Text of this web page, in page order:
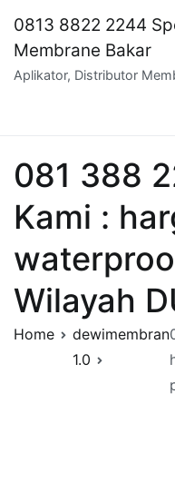
content
0813 8822 2244
Membrane Bakar
Aplikator, Distributor
081 388
Kami :
Wilayah
Home
dewimembran
1.0